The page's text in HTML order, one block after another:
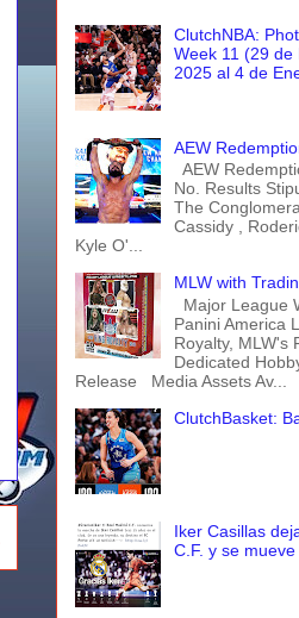
ClutchNBA:
Week 11 (29 de
2025 al 4 de
AEW
AEW
No. Results
The
Cassidy ,
Kyle O'...
MLW with
Major League
Panini America
Royalty, MLW's
Dedicated
Release Media Assets Av...
ClutchBasket:
Iker Casillas
C.F. y se